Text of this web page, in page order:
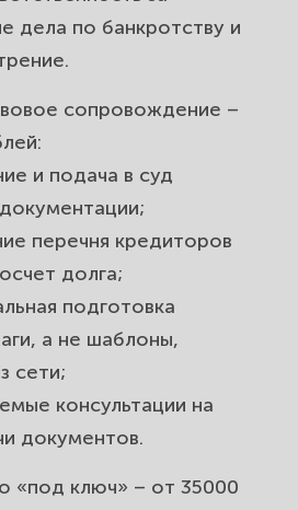
дела по банкротству и
сопровождение –
и подача в суд
перечня кредиторов
долга;
подготовка
а не шаблоны,
сети;
консультации на
документов.
«под ключ» – от 35000